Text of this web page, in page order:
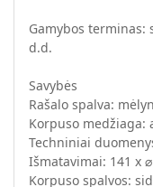
Gamybos
d.d.
Savybės
Rašalo spalva:
Korpuso medžiaga:
Techniniai
Išmatavimai: 141 x
Korpuso spalvos: